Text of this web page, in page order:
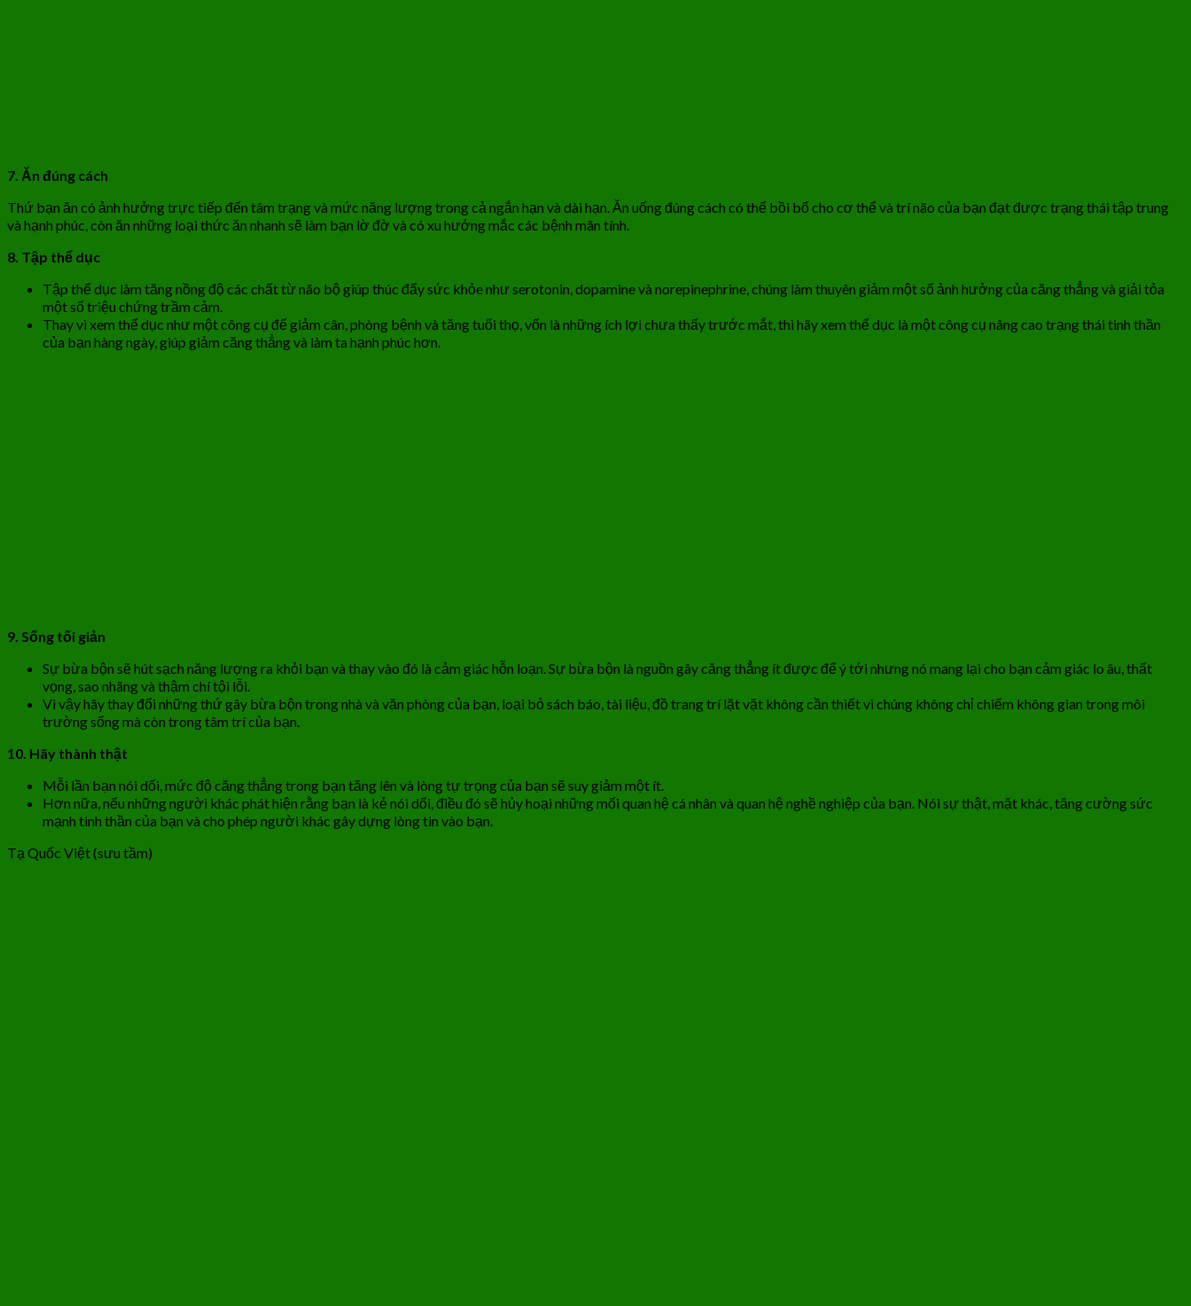
7. Ăn đúng cách
Thứ bạn ăn có ảnh hưởng trực tiếp đến tâm trạng và mức năng lượng trong cả ngắn hạn và dài hạn. Ăn uống đúng cách có thể bồi bổ cho cơ thể và trí não của bạn đạt được trạng thái tập trung
và hạnh phúc, còn ăn những loại thức ăn nhanh sẽ làm bạn lờ đờ và có xu hướng mắc các bệnh mãn tính.
8. Tập thể dục
Tập thể dục làm tăng nồng độ các chất từ não bộ giúp thúc đẩy sức khỏe như serotonin, dopamine và norepinephrine, chúng làm thuyên giảm một số ảnh hưởng của căng thẳng và giải tỏa
một số triệu chứng trầm cảm.
Thay vì xem thể dục như một công cụ để giảm cân, phòng bệnh và tăng tuổi thọ, vốn là những ích lợi chưa thấy trước mắt, thì hãy xem thể dục là một công cụ nâng cao trạng thái tinh thần
của bạn hàng ngày, giúp giảm căng thẳng và làm ta hạnh phúc hơn.
9. Sống tối giản
Sự bừa bộn sẽ hút sạch năng lượng ra khỏi bạn và thay vào đó là cảm giác hỗn loạn. Sự bừa bộn là nguồn gây căng thẳng ít được để ý tới nhưng nó mang lại cho bạn cảm giác lo âu, thất
vọng, sao nhãng và thậm chí tội lỗi.
Vì vậy hãy thay đổi những thứ gây bừa bộn trong nhà và văn phòng của bạn, loại bỏ sách báo, tài liệu, đồ trang trí lặt vặt không cần thiết vì chúng không chỉ chiếm không gian trong môi
trường sống mà còn trong tâm trí của bạn.
10. Hãy thành thật
Mỗi lần bạn nói dối, mức độ căng thẳng trong bạn tăng lên và lòng tự trọng của bạn sẽ suy giảm một ít.
Hơn nữa, nếu những người khác phát hiện rằng bạn là kẻ nói dối, điều đó sẽ hủy hoại những mối quan hệ cá nhân và quan hệ nghề nghiệp của bạn. Nói sự thật, mặt khác, tăng cường sức
mạnh tinh thần của bạn và cho phép người khác gây dựng lòng tin vào bạn.
Tạ Quốc Việt (sưu tầm)